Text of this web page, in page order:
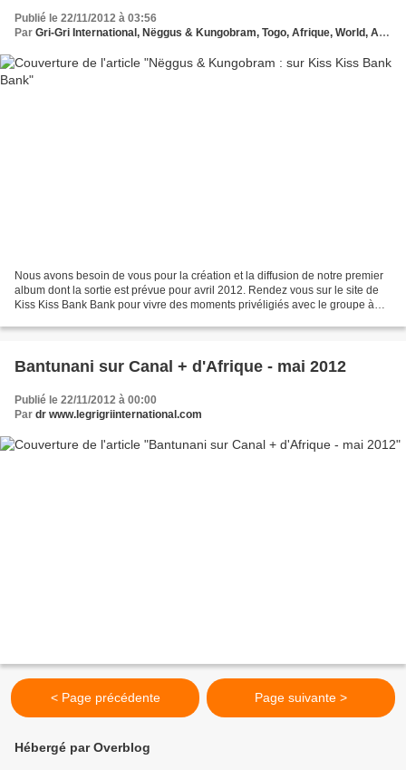
Publié le 22/11/2012 à 03:56
Par Gri-Gri International, Nëggus & Kungobram, Togo, Afrique, World, Afrique, Femme, Homme, ma solange Oussou
Nous avons besoin de vous pour la création et la diffusion de notre premier
album dont la sortie est prévue pour avril 2012. Rendez vous sur le site de
Kiss Kiss Bank Bank pour vivre des moments privéligiés avec le groupe à
Bantunani sur Canal + d'Afrique - mai 2012
Publié le 22/11/2012 à 00:00
Par dr www.legrigriinternational.com
< Page précédente Page suivante >
Hébergé par Overblog